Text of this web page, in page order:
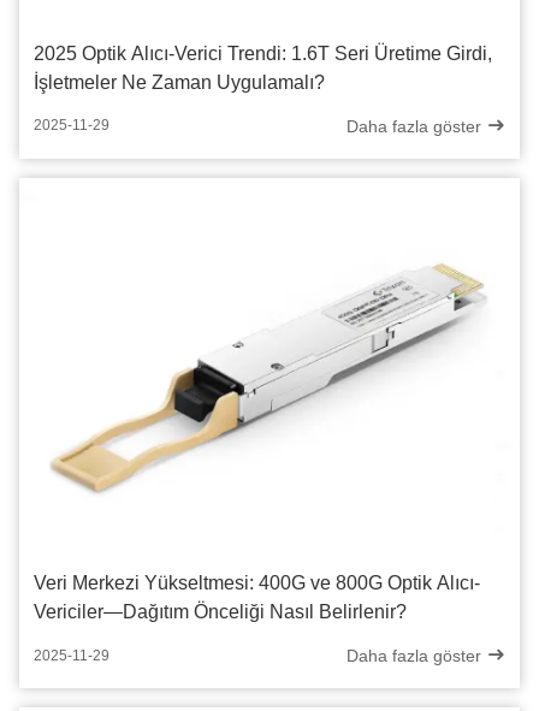
2025 Optik Alıcı-Verici Trendi: 1.6T Seri Üretime Girdi,
İşletmeler Ne Zaman Uygulamalı?
2025-11-29 Daha fazla göster
Veri Merkezi Yükseltmesi: 400G ve 800G Optik Alıcı-
Vericiler—Dağıtım Önceliği Nasıl Belirlenir?
2025-11-29 Daha fazla göster